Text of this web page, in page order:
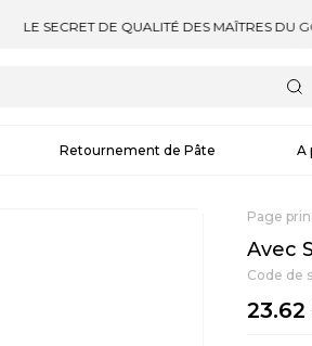
Retournement de Pâte A
Page
Avec
Code de
23.62